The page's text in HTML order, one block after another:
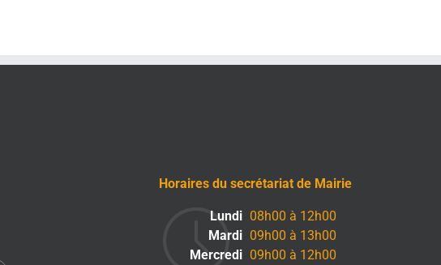
Horaires du secrétariat de Mairie
Lundi 08h00 à 12h00
Mardi 09h00 à 13h00
Mercredi 09h00 à 12h00